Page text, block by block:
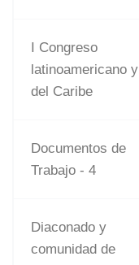
I Congreso
latinoamericano y
del Caribe
Documentos de
Trabajo - 4
Diaconado y
comunidad de